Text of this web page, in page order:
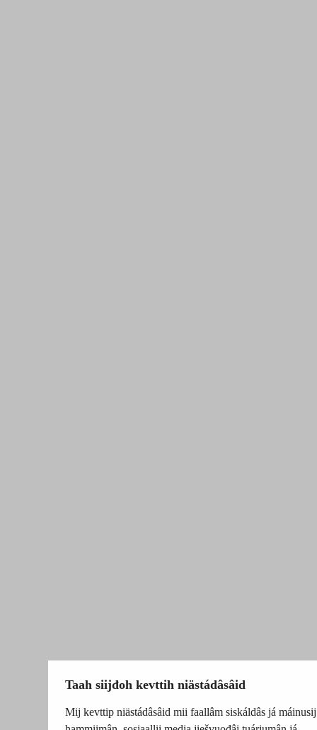
Taah siijđoh kevttih niästádâsâid
Mij kevttip niästádâsâid mii faallâm siskáldâs já máinusij